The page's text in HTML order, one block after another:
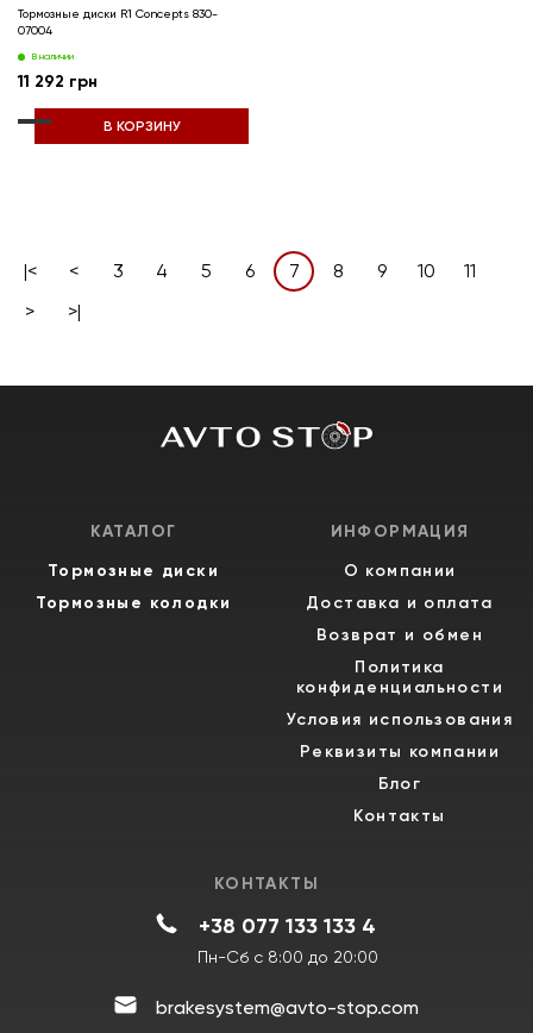
Тормозные диски R1 Concepts 830-
07004
В наличии
11 292 грн
В КОРЗИНУ
|< < 3 4 5 6 7 8 9 10
11
>
>|
КАТАЛОГ
Тормозные диски
Тормозные колодки
ИНФОРМАЦИЯ
О компании
Доставка и оплата
Возврат и обмен
Политика
конфиденциальности
Условия использования
Реквизиты компании
Блог
Контакты
КОНТАКТЫ
+38 077 133 133 4
Пн-Сб с 8:00 до 20:00
brakesystem@avto-stop.com